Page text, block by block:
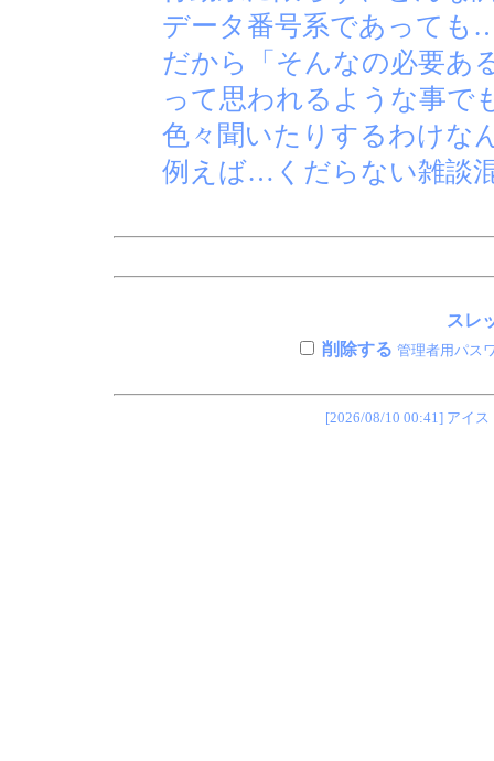
データ番号系であっても
だから「そんなの必要あ
って思われるような事で
色々聞いたりするわけな
例えば…くだらない雑談
スレ
削除する 管理者用パス
[2026/08/10 00:41] アイ